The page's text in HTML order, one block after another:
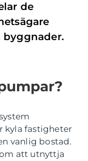
de
byggnader.
kyla fastigheter
vanlig bostad.
att utnyttja